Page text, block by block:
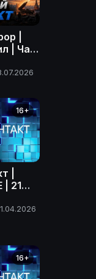
|
| Час
16+
|
| 21
16+